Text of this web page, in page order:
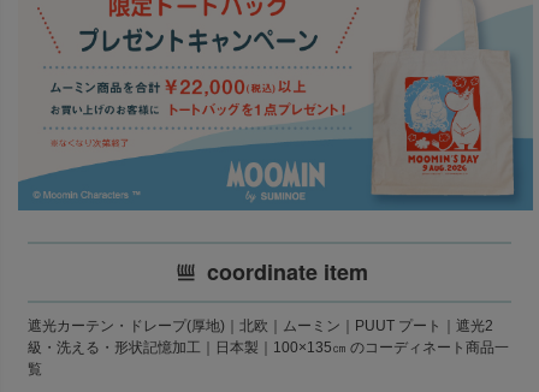
coordinate item
遮光カーテン・ドレープ(厚地)｜北欧｜ムーミン｜PUUT プート｜遮光2
級・洗える・形状記憶加工｜日本製｜100×135㎝ のコーディネート商品一
覧